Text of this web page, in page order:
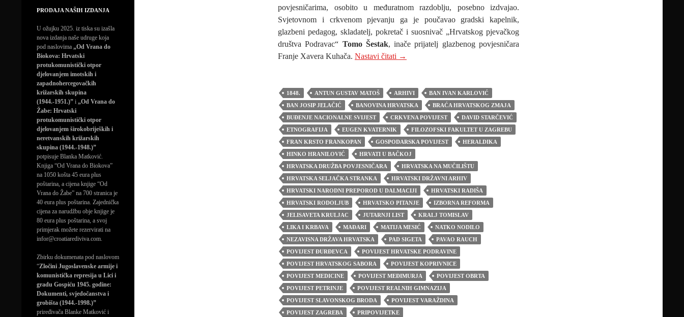
povjesničarima, osobito u međuratnom razdoblju, posebno izdvajao.
Svjetovnom i crkvenom pjevanju ga je poučavao gradski kapelnik,
glazbeni pedagog, skladatelj, pokretač i suosnivač „Hrvatskog pjevačkog
društva Podravac“ Tomo Šestak, inače prijatelj glazbenog povjesničara
Franje Xavera Kuhača. Nastavi čitati 9. ROĐENDAN NAŠE UDRUGE: DR. RUDOLF HORVAT – život u službi povijesti
→
1848. ANTUN GUSTAV MATOŠ ARHIVI
BAN IVAN KARLOVIĆ
BAN JOSIP JELAČIĆ
BANOVINA HRVATSKA
BRAĆA HRVATSKOG ZMAJA
BUĐENJE NACIONALNE SVIJEST
CRKVENA POVIJEST
DAVID STARČEVIĆ
ETNOGRAFIJA
EUGEN KVATERNIK
FILOZOFSKI FAKULTET U ZAGREBU
FRAN KRSTO FRANKOPAN
GOSPODARSKA POVIJEST
HERALDIKA
HINKO HRANILOVIĆ
HRVATI U BAČKOJ
HRVATSKA DRUŽBA POVJESNIČARA
HRVATSKA NA MUČILIŠTU
HRVATSKA SELJAČKA STRANKA
HRVATSKI DRŽAVNI ARHIV
HRVATSKI NARODNI PREPOROD U DALMACIJI
HRVATSKI RADIŠA
HRVATSKI RODOLJUB
HRVATSKO PITANJE
IZBORNA REFORMA
JELISAVETA KRULJAC
JUTARNJI LIST
KRALJ TOMISLAV
LIKA I KRBAVA
MAĐARI MATIJA MESIĆ
NATKO NODILO
NEZAVISNA DRŽAVA HRVATSKA
PAD SIGETA
PAVAO RAUCH
POVIJEST ĐURĐEVCA
POVIJEST HRVATSKE PODRAVINE
POVIJEST HRVATSKOG SABORA
POVIJEST KOPRIVNICE
POVIJEST MEDICINE
POVIJEST MEĐIMURJA
POVIJEST OBRTA
POVIJEST PETRINJE
POVIJEST REALNIH GIMNAZIJA
POVIJEST SLAVONSKOG BRODA
POVIJEST VARAŽDINA
POVIJEST ZAGREBA
PRIPOVIJETKE
PRODAJA NAŠIH IZDANJA
U ožujku 2025. iz tiska su izašla
nova izdanja naše udruge koja
pod naslovima „Od Vrana do
Biokova: Hrvatski
protukomunistički otpor
djelovanjem imotskih i
zapadnohercegovačkih
križarskih skupina
(1944.-1951.)” i „Od Vrana do
Žabe: Hrvatski
protukomunistički otpor
djelovanjem širokobrijeških i
neretvanskih križarskih
skupina (1944.-1948.)”
potpisuje Blanka Matković.
Knjiga “Od Vrana do Biokova”
na 1050 košta 45 eura plus
poštarina, a cijena knjige “Od
Vrana do Žabe” na 700 stranica je
40 eura plus poštarina. Zajednička
cijena za narudžbu obje knjige je
80 eura plus poštarina, a svoj
primjerak možete rezervirati na
infor@croatiarediviva.com.
Zbirku dokumenata pod naslovom
“Zločini Jugoslavenske armije i
komunistička represija u Lici i
gradu Gospiću 1945. godine:
Dokumenti, svjedočanstva i
grobišta (1944.-1998.)”
priređivača Blanke Matković i